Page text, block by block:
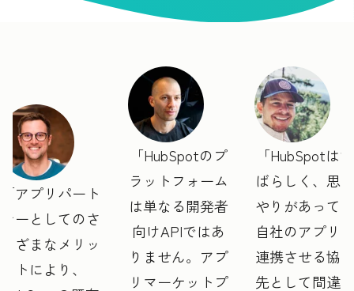
アプリパート
ナーとしてのさ
まざまなメリッ
トにより、
HubSpotのプ
ラットフォーム
は単なる開発者
向けAPIではあ
りません。アプ
リマーケットプ
HubSpotはす
ばらしく、思い
やりがあって、
自社のアプリを
連携させる協業
先として間違い